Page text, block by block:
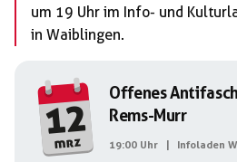
um 19 Uhr im Info- und
in Waiblingen.
mrz
12
Offenes
Rems-Murr
19:00 Uhr Infoladen